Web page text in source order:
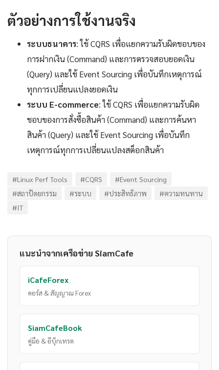
ตัวอย่างการใช้งานจริง
ระบบธนาคาร: ใช้ CQRS เพื่อแยกความรับผิดชอบของ
การฝากเงิน (Command) และการตรวจสอบยอดเงิน
(Query) และใช้ Event Sourcing เพื่อบันทึกเหตุการณ์
ทุกการเปลี่ยนแปลงยอดเงิน
ระบบ E-commerce: ใช้ CQRS เพื่อแยกความรับผิด
ชอบของการสั่งซื้อสินค้า (Command) และการค้นหา
สินค้า (Query) และใช้ Event Sourcing เพื่อบันทึก
เหตุการณ์ทุกการเปลี่ยนแปลงสต็อกสินค้า
#Linux Perf Tools #CQRS
#Event Sourcing
#สถาปัตยกรรม
#ระบบ #ประสิทธิภาพ
#ความทนทาน
#IT
แนะนำจากเครือข่าย SiamCafe
iCafeForex
คอร์ส & สัญญาณ Forex
SiamCafeBook
คู่มือ & อีบุ๊กเทรด